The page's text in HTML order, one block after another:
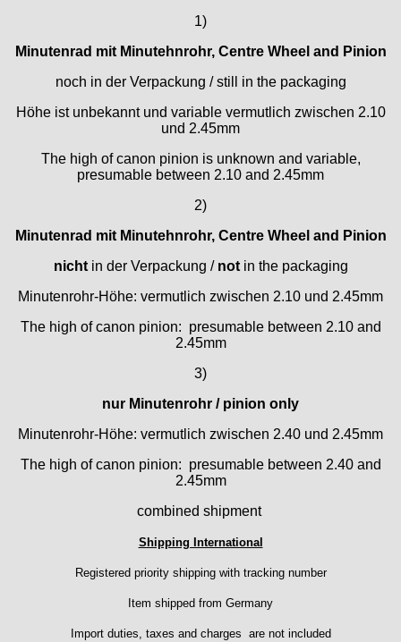
Lorsa
ORC
Otero
ST "Standard "
Tissot
1)
Minutenrad mit Minutehnrohr, Centre Wheel and Pinion
noch in der Verpackung / still in the packaging
Höhe ist unbekannt und variable vermutlich zwischen 2.10
und 2.45mm
The high of canon pinion is unknown and variable,
presumable between 2.10 and 2.45mm
2)
Minutenrad mit Minutehnrohr, Centre Wheel and Pinion
nicht in der Verpackung /notin the packaging
Minutenrohr-Höhe: vermutlich zwischen 2.10 und 2.45mm
The high of canon pinion: presumable between 2.10 and
2.45mm
3)
nur Minutenrohr / pinion only
Minutenrohr-Höhe: vermutlich zwischen 2.40 und 2.45mm
The high of canon pinion: presumable between 2.40 and
2.45mm
combined shipment
Shipping International
Registered priority shipping with tracking number
Item shipped from Germany
Import duties, taxes and charges are not included